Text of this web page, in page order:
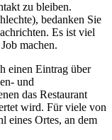
zu bleiben.
bedanken Sie
Es ist viel
machen.
einen Eintrag über
und
das Restaurant
wird. Für viele von
eines Ortes, an dem